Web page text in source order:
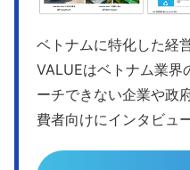
ベトナムに特化した経
VALUEはベトナム業界
ーチできない企業や政
費者向けにインタビュ